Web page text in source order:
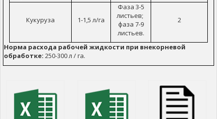
Кукуруза 1-1,5 л/га
Фаза 3-5
листьев;
фаза 7-9
листьев.
2
Норма расхода рабочей жидкости при внекорневой
обработке: 250-300 л / га.